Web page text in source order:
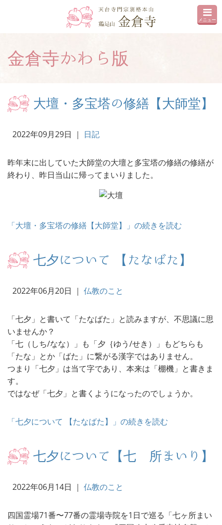
メニュー
金倉寺かわら版
大壇・多宝塔の修繕【大師堂】
2022年09月29日 ｜ 日記
昨年末に出していた大師堂の大壇と多宝塔の修繕の修繕が
終わり、昨日当山に帰ってまいりました。
「大壇・多宝塔の修繕【大師堂】」の続きを読む
七夕について 【たなばた】
2022年06月20日 ｜ 仏教のこと
「七夕」と書いて「たなばた」と読みますが、不思議に思
いませんか？
「七（しち/なな）」も「夕｛ゆう/せき）」もどちらも
「たな」とか「ばた」に繋がる漢字ではありません。
つまり「七夕」は当て字であり、本来は「棚機」と書きま
す。
ではなぜ「七夕」と書くようになったのでしょうか。
「七夕について 【たなばた】」の続きを読む
七夕について【七ヶ所まいり】
2022年06月14日 ｜ 仏教のこと
四国霊場71番〜77番の霊場寺院を1日で巡る「七ヶ所まい